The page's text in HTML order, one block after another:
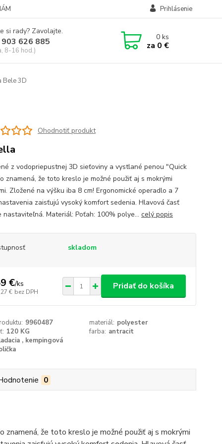
Prihlásenie
si rady? Zavolajte.
626 885
8-16 hod.)
0ks
za 0 €
Bele 3D
Ohodnotiť produkt
z vodopriepustnej 3D sieťoviny a vystlané penou "Quick
znamená, že toto kreslo je možné použiť aj s mokrými
Zložené na výšku iba 8 cm! Ergonomické operadlo a 7
zaisťujú vysoký komfort sedenia. Hlavová časť
nastaviteľná. Materiál: Poťah: 100% polye... celý popis
skladom
€/ks
€ bez DPH
Pridať do košíka
9960487 materiál: polyester
120 KG farba: antracit
, kempingová
0
že toto kreslo je možné použiť aj s mokrými